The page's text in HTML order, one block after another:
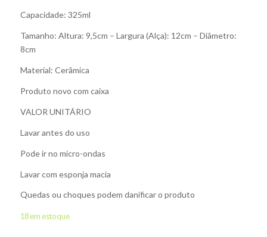
Capacidade: 325ml
Tamanho: Altura: 9,5cm – Largura (Alça): 12cm – Diâmetro:
8cm
Material: Cerâmica
Produto novo com caixa
VALOR UNITÁRIO
Lavar antes do uso
Pode ir no micro-ondas
Lavar com esponja macia
Quedas ou choques podem danificar o produto
18 em estoque